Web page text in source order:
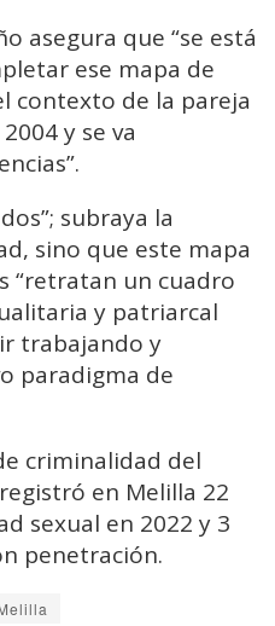
asegura que “se está
ese mapa de
contexto de la pareja
y se va
subraya la
sino que este mapa
“retratan un cuadro
y patriarcal
trabajando y
paradigma de
criminalidad del
en Melilla 22
sexual en 2022 y 3
penetración.